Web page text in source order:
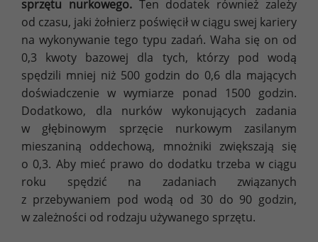
sprzętu nurkowego.Ten dodatek również zależy
od czasu, jaki żołnierz poświęcił w ciągu swej kariery
na wykonywanie tego typu zadań. Waha się on od
0,3 kwoty bazowej dla tych, którzy pod wodą
spędzili mniej niż 500 godzin do 0,6 dla mających
doświadczenie w wymiarze ponad 1500 godzin.
Dodatkowo, dla nurków wykonujących zadania
w głębinowym sprzęcie nurkowym zasilanym
mieszaniną oddechową, mnożniki zwiększają się
o 0,3. Aby mieć prawo do dodatku trzeba w ciągu
roku spędzić na zadaniach związanych
z przebywaniem pod wodą od 30 do 90 godzin,
w zależności od rodzaju używanego sprzętu.